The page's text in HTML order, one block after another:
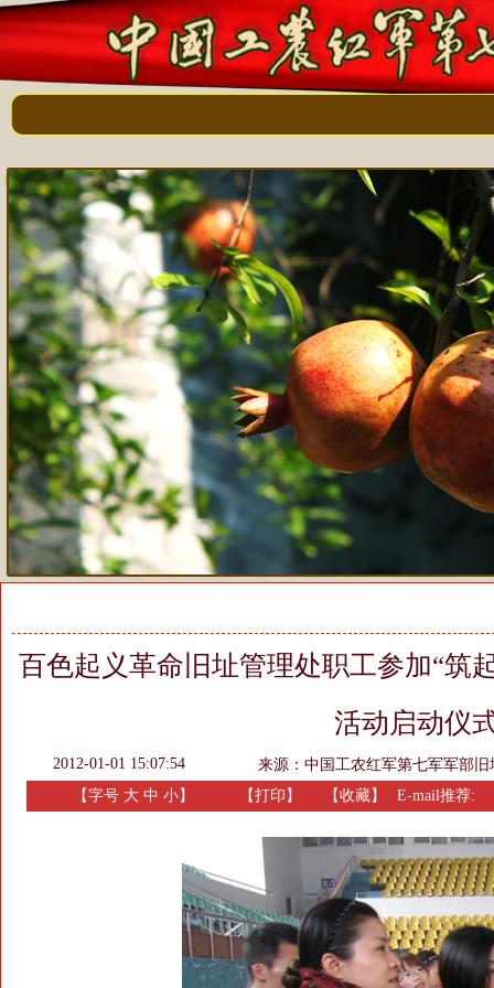
百色起义革命旧址管理处职工参加“
活动启动仪
2012-01-01 15:07:54 来源： 中国工农红军第七军军部旧
【字号 大 中 小】 【打印 】 【收藏】 E-mail推荐: